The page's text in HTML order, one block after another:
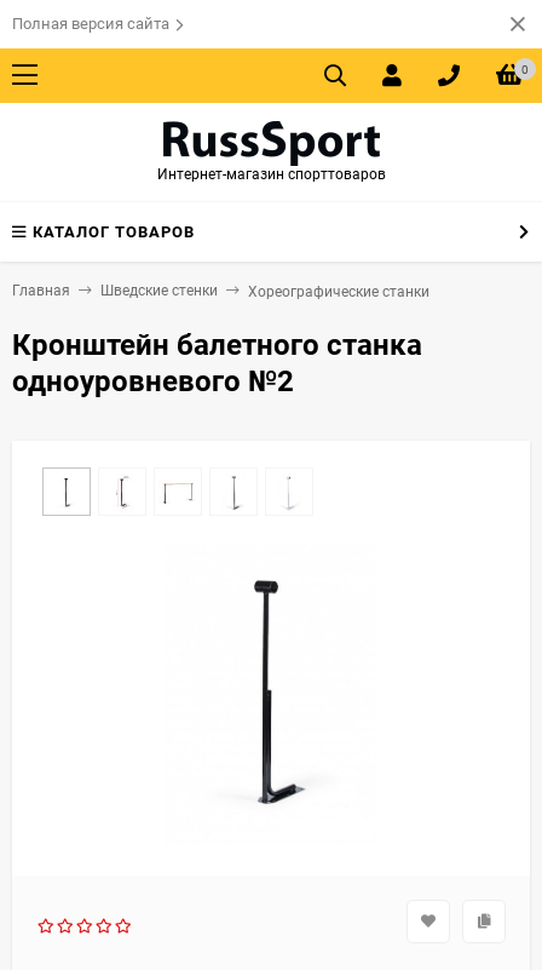
Полная версия сайта
0
Интернет-магазин спорттоваров
КАТАЛОГ ТОВАРОВ
Главная Шведские стенки Хореографические станки
Кронштейн балетного станка
одноуровневого №2